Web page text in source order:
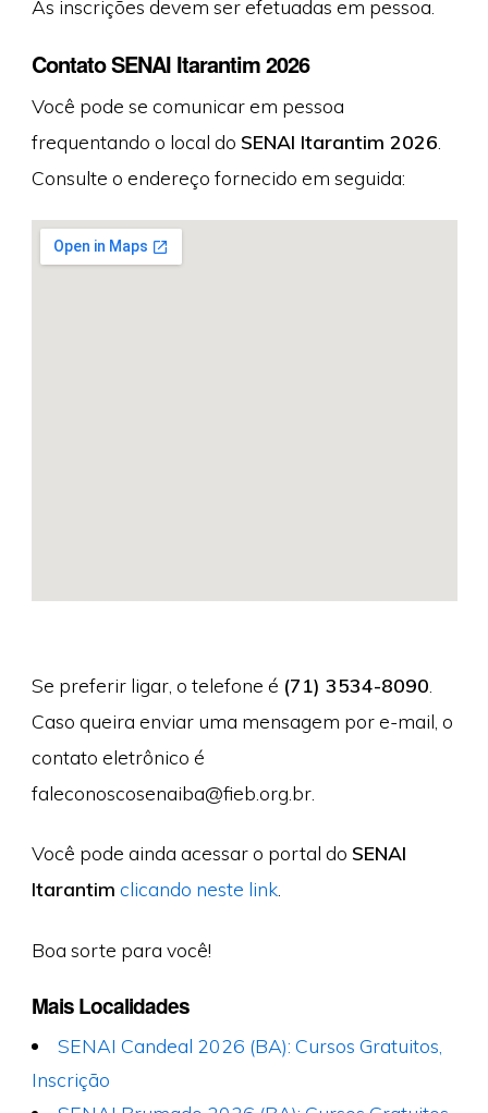
As inscrições devem ser efetuadas em pessoa.
Contato SENAI Itarantim 2026
Você pode se comunicar em pessoa
frequentando o local do SENAI Itarantim 2026
Consulte o endereço fornecido em seguida:
Se preferir ligar, o telefone é (71) 3534-8090
Caso queira enviar uma mensagem por e-mail, o
contato eletrônico é
faleconoscosenaiba@fieb.org.br.
Você pode ainda acessar o portal do SENAI
Itarantim clicando neste link.
Boa sorte para você!
Mais Localidades
SENAI Candeal 2026 (BA): Cursos Gratuitos,
Inscrição